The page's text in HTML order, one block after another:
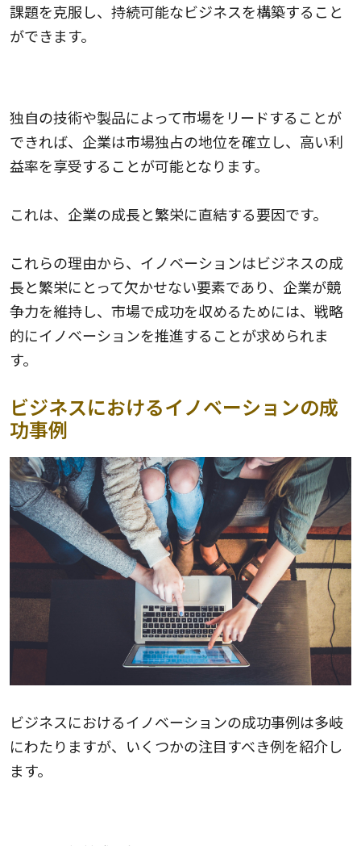
課題を克服し、持続可能なビジネスを構築すること
ができます。
独自の技術や製品によって市場をリードすることが
できれば、企業は市場独占の地位を確立し、高い利
益率を享受することが可能となります。
これは、企業の成長と繁栄に直結する要因です。
これらの理由から、イノベーションはビジネスの成
長と繁栄にとって欠かせない要素であり、企業が競
争力を維持し、市場で成功を収めるためには、戦略
的にイノベーションを推進することが求められま
す。
ビジネスにおけるイノベーションの成
功事例
ビジネスにおけるイノベーションの成功事例は多岐
にわたりますが、いくつかの注目すべき例を紹介し
ます。